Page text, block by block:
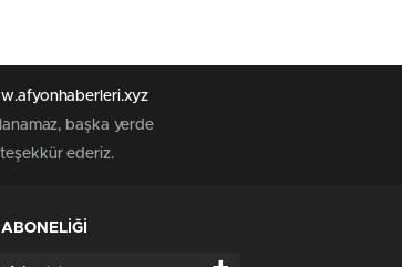
başka yerde
ederiz.